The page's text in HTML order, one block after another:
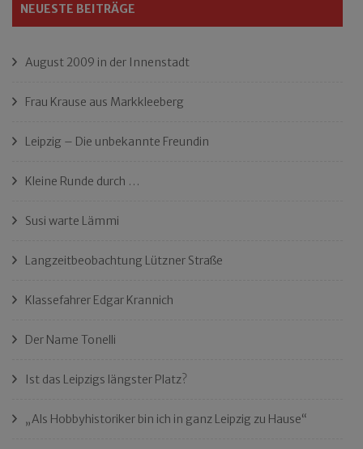
NEUESTE BEITRÄGE
August 2009 in der Innenstadt
Frau Krause aus Markkleeberg
Leipzig – Die unbekannte Freundin
Kleine Runde durch …
Susi warte Lämmi
Langzeitbeobachtung Lützner Straße
Klassefahrer Edgar Krannich
Der Name Tonelli
Ist das Leipzigs längster Platz?
„Als Hobbyhistoriker bin ich in ganz Leipzig zu Hause“